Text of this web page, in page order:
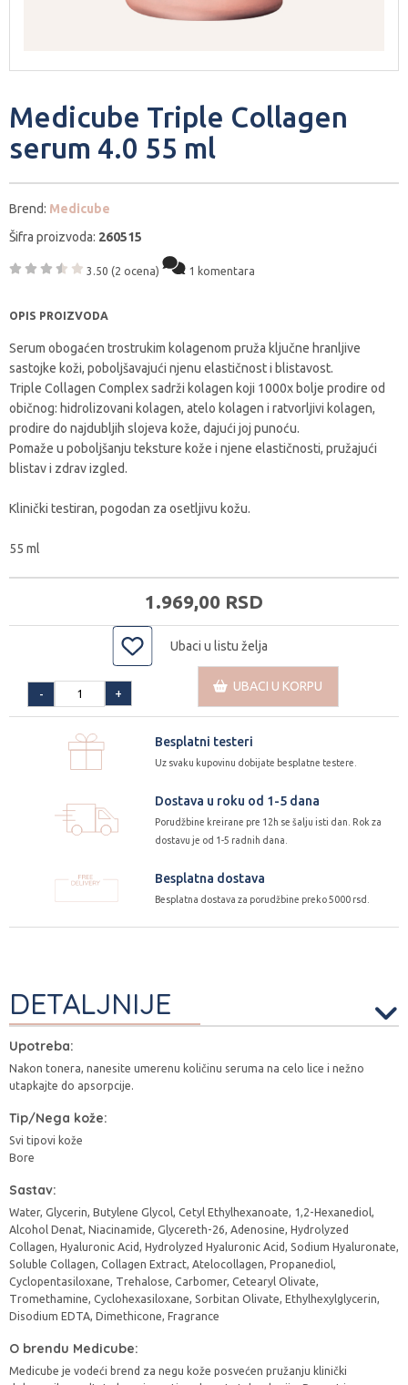
Medicube Triple Collagen
serum 4.0 55 ml
Brend: Medicube
Šifra proizvoda: 260515
3.50 (2 ocena) 1 komentara
OPIS PROIZVODA
Serum obogaćen trostrukim kolagenom pruža ključne hranljive
sastojke koži, poboljšavajući njenu elastičnost i blistavost.
Triple Collagen Complex sadrži kolagen koji 1000x bolje prodire od
običnog: hidrolizovani kolagen, atelo kolagen i ratvorljivi kolagen,
prodire do najdubljih slojeva kože, dajući joj punoću.
Pomaže u poboljšanju teksture kože i njene elastičnosti, pružajući
blistav i zdrav izgled.
Klinički testiran, pogodan za osetljivu kožu.
55 ml
1.969,00 RSD
+
-
Ubaci u listu želja
UBACI U KORPU
Besplatni testeri
Uz svaku kupovinu dobijate besplatne testere.
Dostava u roku od 1-5 dana
Porudžbine kreirane pre 12h se šalju isti dan. Rok za
dostavu je od 1-5 radnih dana.
Besplatna dostava
Besplatna dostava za porudžbine preko 5000 rsd.
DETALJNIJE
Upotreba:
Nakon tonera, nanesite umerenu količinu seruma na celo lice i nežno
utapkajte do apsorpcije.
Tip/Nega kože:
Svi tipovi kože
Bore
Sastav:
Water, Glycerin, Butylene Glycol, Cetyl Ethylhexanoate, 1,2-Hexanediol,
Alcohol Denat, Niacinamide, Glycereth-26, Adenosine, Hydrolyzed
Collagen, Hyaluronic Acid, Hydrolyzed Hyaluronic Acid, Sodium Hyaluronate,
Soluble Collagen, Collagen Extract, Atelocollagen, Propanediol,
Cyclopentasiloxane, Trehalose, Carbomer, Cetearyl Olivate,
Tromethamine, Cyclohexasiloxane, Sorbitan Olivate, Ethylhexylglycerin,
Disodium EDTA, Dimethicone, Fragrance
O brendu Medicube:
Medicube je vodeći brend za negu kože posvećen pružanju klinički